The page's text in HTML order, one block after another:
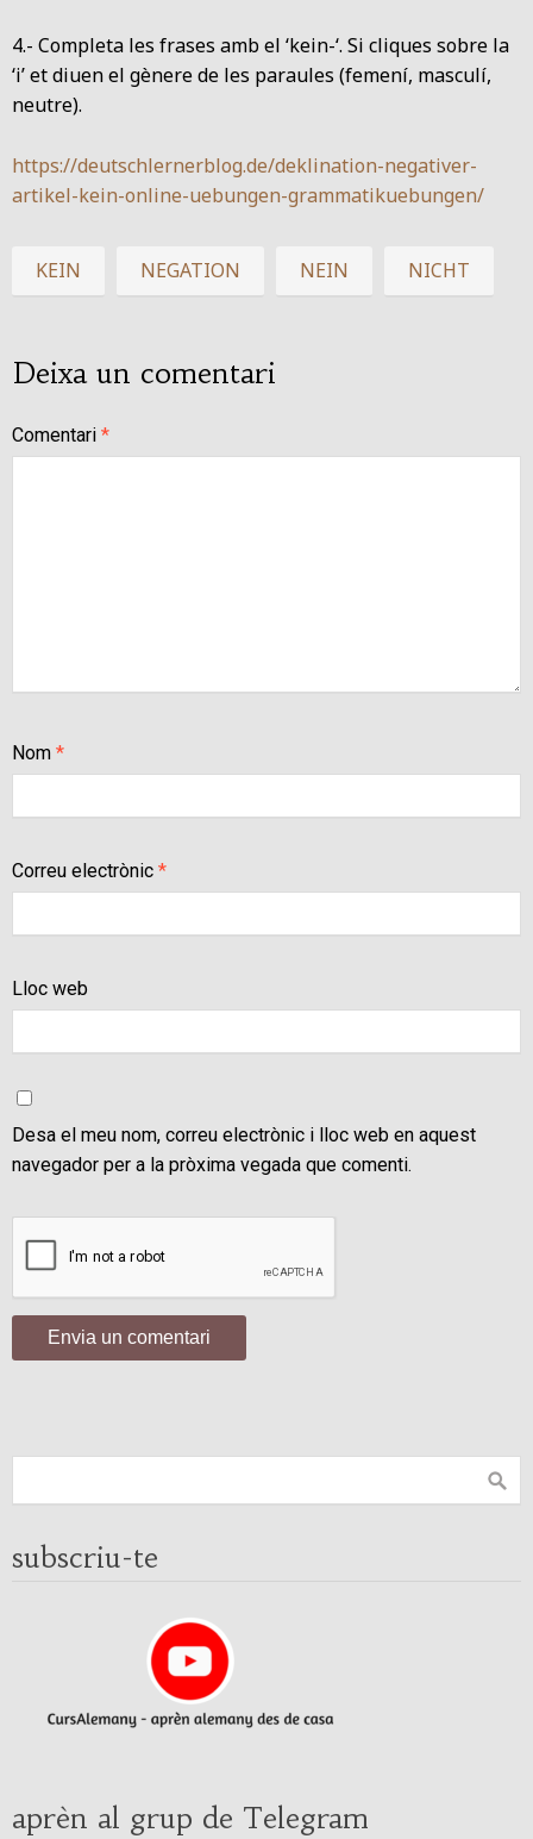
4.- Completa les frases amb el ‘kein-‘. Si cliques sobre la
‘i’ et diuen el gènere de les paraules (femení, masculí,
neutre).
https://deutschlernerblog.de/deklination-negativer-
artikel-kein-online-uebungen-grammatikuebungen/
KEIN NEGATION NEIN NICHT
Deixa un comentari
Comentari *
Nom *
Correu electrònic *
Lloc web
Desa el meu nom, correu electrònic i lloc web en aquest
navegador per a la pròxima vegada que comenti.
subscriu-te
aprèn al grup de Telegram